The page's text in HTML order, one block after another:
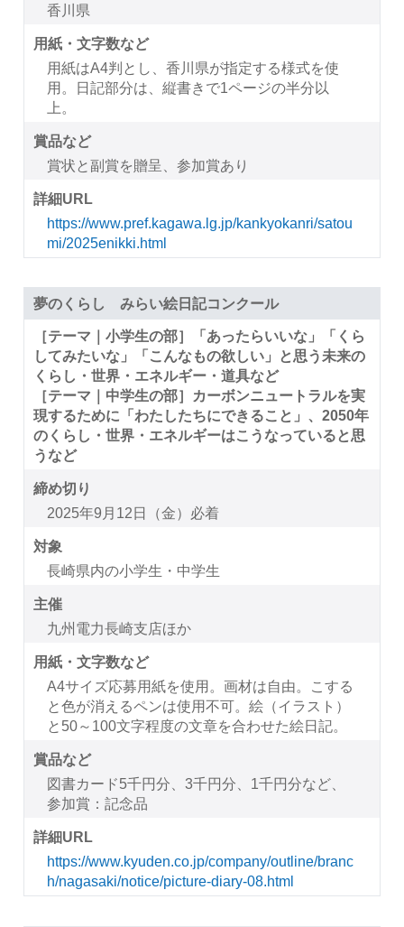
香川県
用紙・文字数など
用紙はA4判とし、香川県が指定する様式を使
用。日記部分は、縦書きで1ページの半分以
上。
賞品など
賞状と副賞を贈呈、参加賞あり
詳細URL
https://www.pref.kagawa.lg.jp/kankyokanri/satou
mi/2025enikki.html
夢のくらし みらい絵日記コンクール
［テーマ｜小学生の部］「あったらいいな」「くら
してみたいな」「こんなもの欲しい」と思う未来の
くらし・世界・エネルギー・道具など
［テーマ｜中学生の部］カーボンニュートラルを実
現するために「わたしたちにできること」、2050年
のくらし・世界・エネルギーはこうなっていると思
うなど
締め切り
2025年9月12日（金）必着
対象
長崎県内の小学生・中学生
主催
九州電力長崎支店ほか
用紙・文字数など
A4サイズ応募用紙を使用。画材は自由。こする
と色が消えるペンは使用不可。絵（イラスト）
と50～100文字程度の文章を合わせた絵日記。
賞品など
図書カード5千円分、3千円分、1千円分など、
参加賞：記念品
詳細URL
https://www.kyuden.co.jp/company/outline/branc
h/nagasaki/notice/picture-diary-08.html